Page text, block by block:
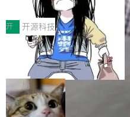
得住、用得稳、省得下、更安
始，Token使用一目...
q2Seq 和 DocAI 的共同发明人
yals（Gemini 联合负责人，
中文驱动的数字员工，自主理解
骤、编写代码。不挑模型、不挑
装完即用。 开源地址：Gitee ·
b 安装 支持 Java 8+（8~26）
x / Windows / Harmony PC。
x / Harmony PC curl -fsSL
r.org/solon...
价值潜能：华为云码道（
代码仓技术解析
一、代码仓深度理解技术的作
程实践中，代码仓是企业核心知
体。企业级代码仓库通常包含数
个文件，其规模远超单次模型调
文窗口。随着项目规模的持续
不断累积，代码仓中的模块关系
务逻辑等关键信息往往分散于数
件之中，形成高度复杂的知识关
开 开源科技
一条“删库”命令跑 17 小时，
师删光 89TB 数据只为干私活
最高人民检察院8月4日公布了一
名90后算法工程师王某，为了
服务器空间，删光了公司AI游戏
数据。 王某2024年1月入职东
局